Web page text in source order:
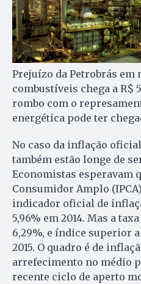
Prejuízo da Petrobrás
combustíveis chega a R$
rombo com o
energética pode ter
No caso da inflação
também estão longe de
Economistas esperavam
Consumidor Amplo
indicador oficial de
5,96% em 2014. Mas a
6,29%, e índice superior
2015. O quadro é de
arrefecimento no médio
recente ciclo de aperto